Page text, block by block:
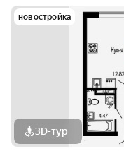
новостройка
3D-тур